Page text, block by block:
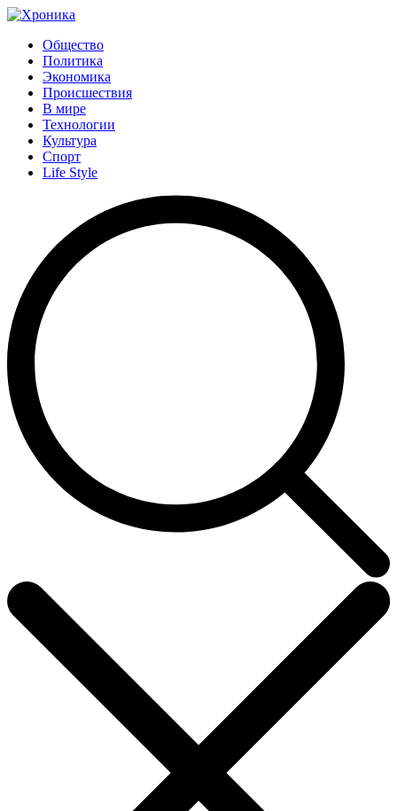
Общество
Политика
Экономика
Происшествия
В мире
Технологии
Культура
Спорт
Life Style